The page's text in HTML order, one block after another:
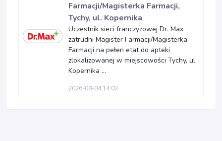
Farmacji/Magisterka Farmacji,
Tychy, ul. Kopernika
Uczestnik sieci franczyzowej Dr. Max
zatrudni Magister Farmacji/Magisterka
Farmacji na pełen etat do apteki
zlokalizowanej w miejscowości Tychy, ul.
Kopernika ...
2026-08-04 14:02